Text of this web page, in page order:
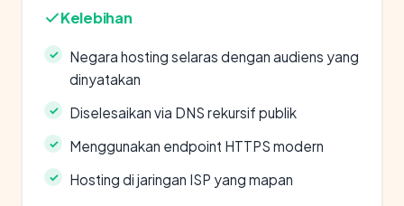
Kelebihan
Negara hosting selaras dengan audiens yang
dinyatakan
Diselesaikan via DNS rekursif publik
Menggunakan endpoint HTTPS modern
Hosting di jaringan ISP yang mapan